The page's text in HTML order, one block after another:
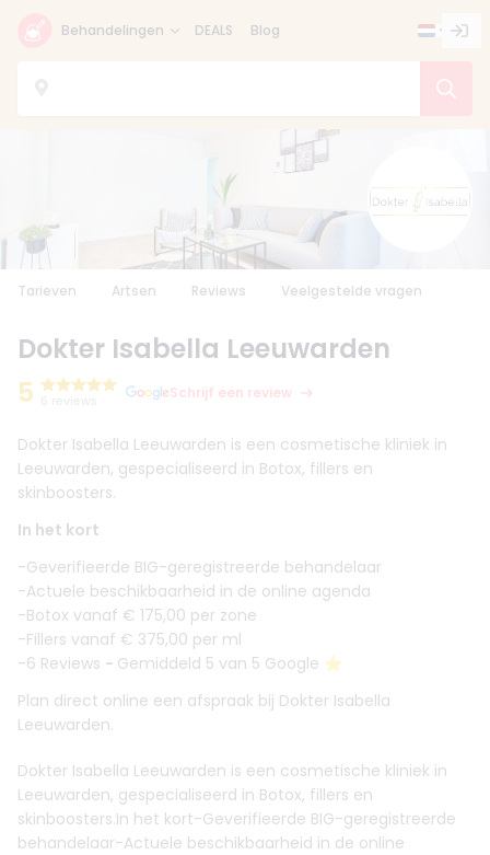
Behandelingen DEALS Blog
Tarieven Artsen Reviews Veelgestelde vragen
Dokter Isabella Leeuwarden
5
Schrijf een review
Dokter Isabella Leeuwarden is een cosmetische kliniek in
Leeuwarden, gespecialiseerd in Botox, fillers en
skinboosters.
In het kort
-Geverifieerde BIG-geregistreerde behandelaar
-Actuele beschikbaarheid in de online agenda
-Botox vanaf € 175,00 per zone
-Fillers vanaf € 375,00 per ml
-6 Reviews - Gemiddeld 5 van 5 Google ⭐️
Plan direct online een afspraak bij Dokter Isabella
Leeuwarden.
Dokter Isabella Leeuwarden is een cosmetische kliniek in
Leeuwarden, gespecialiseerd in Botox, fillers en
skinboosters.In het kort-Geverifieerde BIG-geregistreerde
behandelaar-Actuele beschikbaarheid in de online